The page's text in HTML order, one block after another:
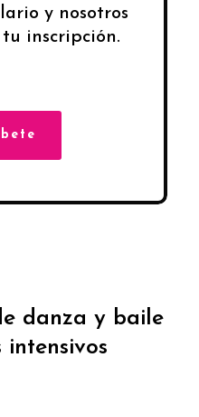
y nosotros
inscripción.
danza y baile